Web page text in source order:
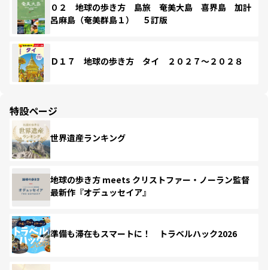
０２ 地球の歩き方 島旅 奄美大島 喜界島 加計
呂麻島（奄美群島１） ５訂版
Ｄ１７ 地球の歩き方 タイ ２０２７～２０２８
特設ページ
世界遺産ランキング
地球の歩き方 meets クリストファー・ノーラン監督
最新作『オデュッセイア』
準備も滞在もスマートに！ トラベルハック2026